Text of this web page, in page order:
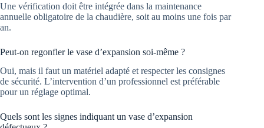
Une vérification doit être intégrée dans la maintenance
annuelle obligatoire de la chaudière, soit au moins une fois par
an.
Peut-on regonfler le vase d’expansion soi-même ?
Oui, mais il faut un matériel adapté et respecter les consignes
de sécurité. L’intervention d’un professionnel est préférable
pour un réglage optimal.
Quels sont les signes indiquant un vase d’expansion